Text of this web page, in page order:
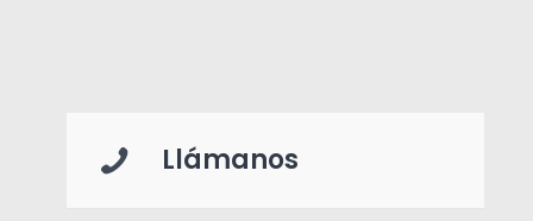
Llámanos